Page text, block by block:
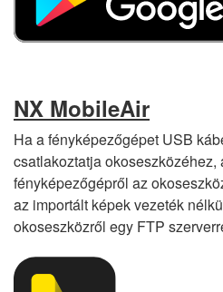
NX MobileAir
Ha a fényképezőgépet USB
csatlakoztatja okoseszközéhez,
fényképezőgépről az
az importált képek vezeték
okoseszközről egy FTP